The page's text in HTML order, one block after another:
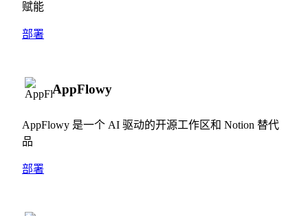
赋能
部署
AppFlowy
AppFlowy 是一个 AI 驱动的开源工作区和 Notion 替代
品
部署